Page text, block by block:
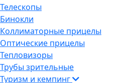
Телескопы
Бинокли
Коллиматорные прицелы
Оптические прицелы
Тепловизоры
Трубы зрительные
Туризм и кемпинг